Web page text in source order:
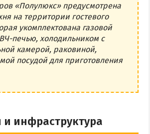
«Полулюкс» предусмотрена
на территории гостевого
укомплектована газовой
печью, холодильником с
камерой, раковиной,
посудой для приготовления
и инфраструктура